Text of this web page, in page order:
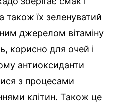
також їх зеленуватий
джерелом вітаміну
корисно для очей і
антиоксиданти
з процесами
клітин. Також це